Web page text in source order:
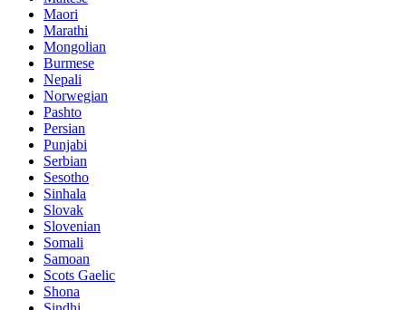
Maori
Marathi
Mongolian
Burmese
Nepali
Norwegian
Pashto
Persian
Punjabi
Serbian
Sesotho
Sinhala
Slovak
Slovenian
Somali
Samoan
Scots Gaelic
Shona